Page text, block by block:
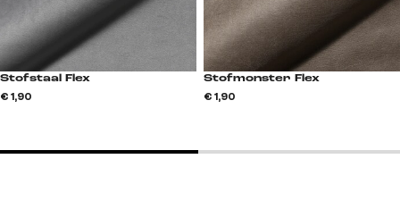
Stofstaal Flex
€ 1,90
Stofmonster Flex
€ 1,90